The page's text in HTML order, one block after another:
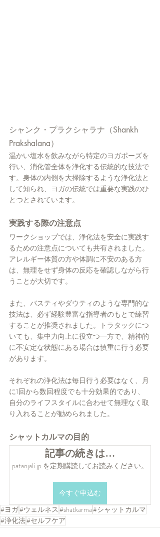
シャンク・プラクシャラナ（Shankh
Prakshalana）
温かい塩水を飲みながら特定のヨガポーズを
行い、消化管全体を浄化する伝統的な技法で
す。身体の内側を大掃除するような浄化法と
して知られ、ヨガの伝統では重要な実践のひ
とつとされています。
実践する際の注意点
ワークショップでは、浄化法を安全に実践す
るための注意点についても共有されました。
アレルギー体質の方や体調に不安のある方
は、無理をせず身体の反応を確認しながら行
うことが大切です。
また、バスティやダウティのような専門的な
技法は、必ず経験豊富な指導者のもとで練習
することが推奨されました。トラタックにつ
いても、集中力向上に役立つ一方で、精神的
に不安定な状態にある場合は慎重に行う必要
があります。
それぞれの浄化法は毎日行う必要はなく、月
に1回から数回程度でも十分効果的であり、
自分のライフスタイルに合わせて無理なく取
り入れることが勧められました。
シャットカルマの目的
記事の続きは…
patanjali.jp を定期購読してお読みください。
今すぐ申込む
#ヨガ#ウェルネス #shatkarma#シャットカルマ
#浄化法#セルフケア